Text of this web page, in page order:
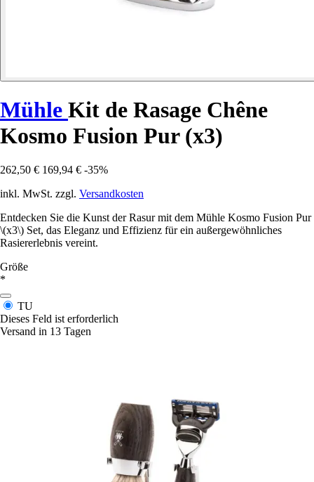
Mühle Kit de Rasage Chêne
Kosmo Fusion Pur (x3)
262,50 € 169,94 € -35%
inkl. MwSt. zzgl. Versandkosten
Entdecken Sie die Kunst der Rasur mit dem Mühle Kosmo Fusion Pur
\(x3\) Set, das Eleganz und Effizienz für ein außergewöhnliches
Rasiererlebnis vereint.
Größe
*
TU
Dieses Feld ist erforderlich
Versand in 13 Tagen